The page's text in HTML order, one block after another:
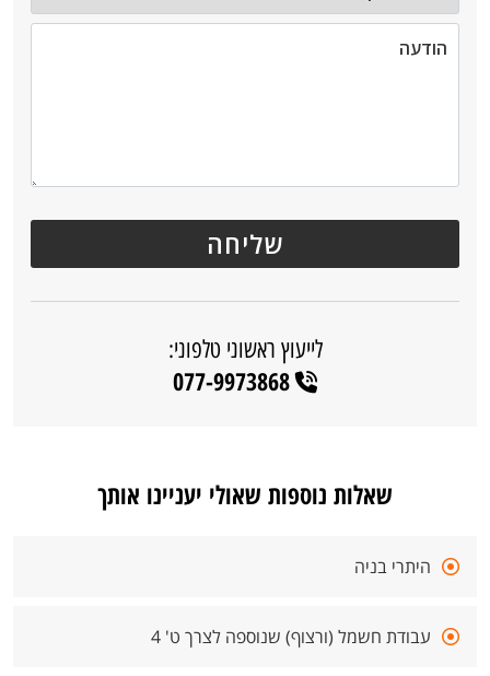
לייעוץ ראשוני טלפוני:
077-9973868
שאלות נוספות שאולי יעניינו אותך
היתרי בניה
עבודת חשמל (ורצוף) שנוספה לצרך ט' 4